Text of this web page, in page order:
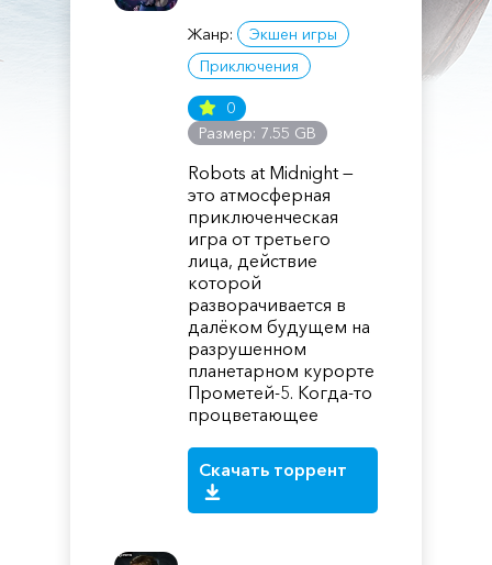
Жанр:
Экшен игры
Приключения
0
Размер: 7.55 GB
Robots at Midnight —
это атмосферная
приключенческая
игра от третьего
лица, действие
которой
разворачивается в
далёком будущем на
разрушенном
планетарном курорте
Прометей-5. Когда-то
процветающее
Скачать торрент